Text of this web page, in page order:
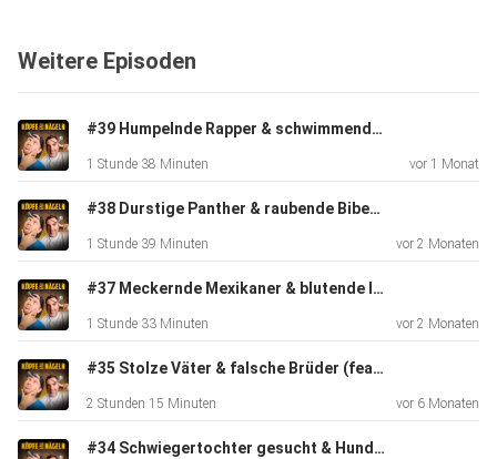
Die Toten Hosen - Bayern
Weitere Episoden
#39 Humpelnde Rapper & schwimmende Leichen (feat. Di Ventura & Eule)
1 Stunde 38 Minuten vor 1 Monat
#38 Durstige Panther & raubende Biber (feat. Big L)
1 Stunde 39 Minuten vor 2 Monaten
#37 Meckernde Mexikaner & blutende Italiener
1 Stunde 33 Minuten vor 2 Monaten
#35 Stolze Väter & falsche Brüder (feat. Big L)
2 Stunden 15 Minuten vor 6 Monaten
#34 Schwiegertochter gesucht & Hundekacke verflucht (feat. Ihno)